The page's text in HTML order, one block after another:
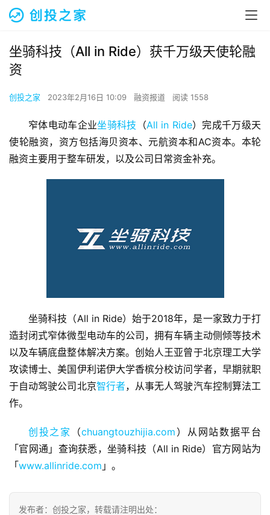
首
页
融
资
商
观
察
坐骑科技（All in Ride）获千万级天使轮融
资
创投之家 2023年2月16日 10:09 融资报道 阅读 1558
窄体电动车企业坐骑科技 （All in Ride）完成千万级天
使轮融资，资方包括海贝资本、元航资本和AC资本。本轮
融资主要用于整车研发，以及公司日常资金补充。
坐骑科技（All in Ride）始于2018年，是一家致力于打
造封闭式窄体微型电动车的公司，拥有车辆主动侧倾等技术
以及车辆底盘整体解决方案。创始人王亚曾于北京理工大学
攻读博士、美国伊利诺伊大学香槟分校访问学者，早期就职
于自动驾驶公司北京智行者，从事无人驾驶汽车控制算法工
作。
创投之家 （chuangtouzhijia.com ）从网站数据平台
「官网通」查询获悉，坐骑科技（All in Ride）官方网站为
「www.allinride.com 」。
发布者：创投之家，转载请注明出处：